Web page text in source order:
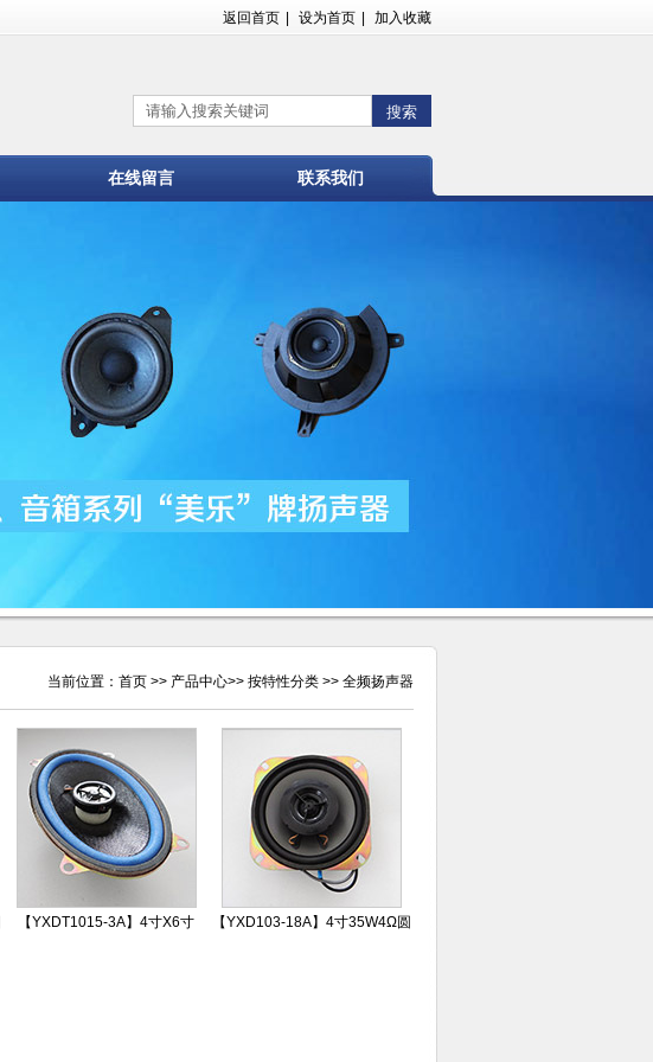
返回首页 设为首页 加入收藏
在线留言 联系我们
当前位置： 首页 >> 产品中心>> 按特性分类 >> 全频扬声器
【YXDT1015-3A】4寸X6寸
【YXD103-18A】4寸35W4Ω圆